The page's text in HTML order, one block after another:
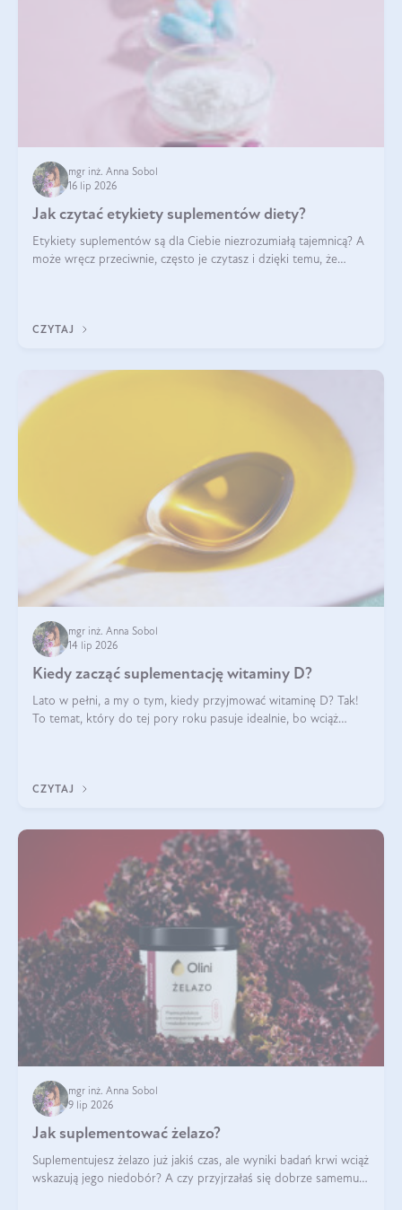
mgr inż. Anna Sobol
16 lip 2026
Jak czytać etykiety suplementów diety?
Etykiety suplementów są dla Ciebie niezrozumiałą tajemnicą? A
może wręcz przeciwnie, często je czytasz i dzięki temu, że
CZYTAJ
mgr inż. Anna Sobol
14 lip 2026
Kiedy zacząć suplementację witaminy D?
Lato w pełni, a my o tym, kiedy przyjmować witaminę D? Tak!
To temat, który do tej pory roku pasuje idealnie, bo wciąż
CZYTAJ
mgr inż. Anna Sobol
9 lip 2026
Jak suplementować żelazo?
Suplementujesz żelazo już jakiś czas, ale wyniki badań krwi wciąż
wskazują jego niedobór? A czy przyjrzałaś się dobrze samemu